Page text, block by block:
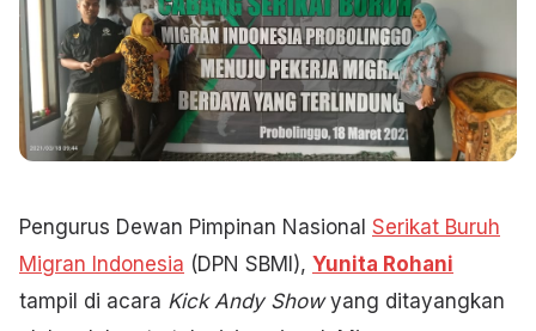
Pengurus Dewan Pimpinan Nasional Serikat Buruh
Migran Indonesia (DPN SBMI), Yunita Rohani
tampil di acara Kick Andy Showyang ditayangkan